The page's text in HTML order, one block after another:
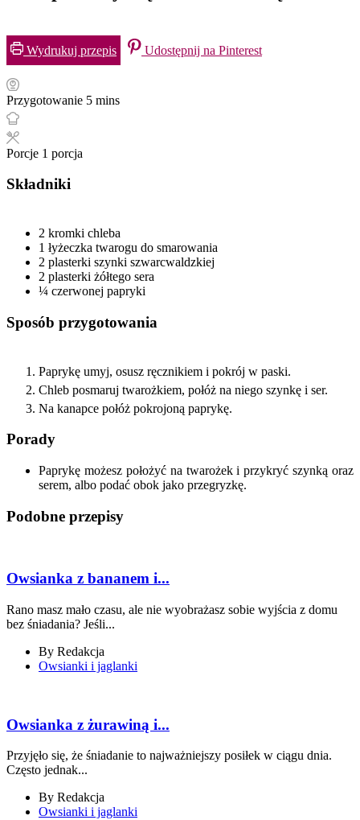
Wydrukuj przepis Udostępnij na Pinterest
Przygotowanie 5 mins
Porcje 1 porcja
Składniki
2 kromki chleba
1 łyżeczka twarogu do smarowania
2 plasterki szynki szwarcwaldzkiej
2 plasterki żółtego sera
¼ czerwonej papryki
Sposób przygotowania
Paprykę umyj, osusz ręcznikiem i pokrój w paski.
Chleb posmaruj twarożkiem, połóż na niego szynkę i ser.
Na kanapce połóż pokrojoną paprykę.
Porady
Paprykę możesz położyć na twarożek i przykryć szynką oraz
serem, albo podać obok jako przegryzkę.
Podobne przepisy
Owsianka z bananem i...
Rano masz mało czasu, ale nie wyobrażasz sobie wyjścia z domu
bez śniadania? Jeśli...
By Redakcja
Owsianki i jaglanki
Owsianka z żurawiną i...
Przyjęło się, że śniadanie to najważniejszy posiłek w ciągu dnia.
Często jednak...
By Redakcja
Owsianki i jaglanki